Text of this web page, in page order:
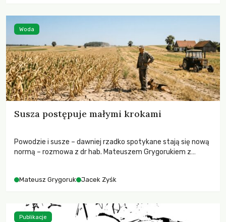
funkcjonowania łowiectwa w Polsce.
Susza postępuje małymi krokami
Powodzie i susze – dawniej rzadko spotykane stają się nową
normą – rozmowa z dr hab. Mateuszem Grygorukiem z
Mateusz Grygoruk Jacek Zyśk
Woda
Publikacje